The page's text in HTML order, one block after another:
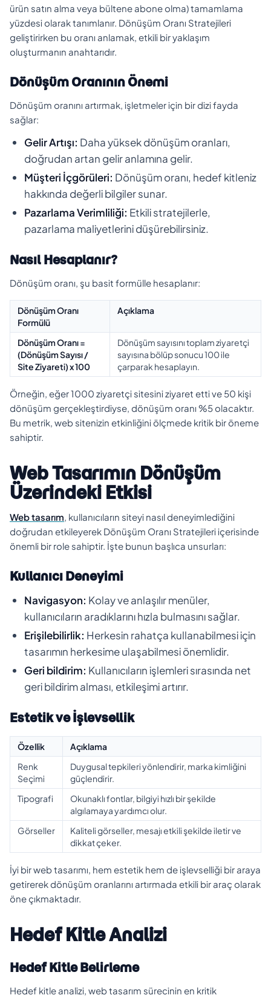
ürün satın alma veya bültene abone olma) tamamlama
yüzdesi olarak tanımlanır. Dönüşüm Oranı Stratejileri
geliştirirken bu oranı anlamak, etkili bir yaklaşım
oluşturmanın anahtarıdır.
Dönüşüm Oranının Önemi
Dönüşüm oranını artırmak, işletmeler için bir dizi fayda
sağlar:
Gelir Artışı: Daha yüksek dönüşüm oranları,
doğrudan artan gelir anlamına gelir.
Müşteri İçgörüleri: Dönüşüm oranı, hedef kitleniz
hakkında değerli bilgiler sunar.
Pazarlama Verimliliği: Etkili stratejilerle,
pazarlama maliyetlerini düşürebilirsiniz.
Nasıl Hesaplanır?
Dönüşüm oranı, şu basit formülle hesaplanır:
Dönüşüm Oranı
Formülü
Açıklama
Dönüşüm Oranı =
(Dönüşüm Sayısı /
Site Ziyareti) x 100
Dönüşüm sayısını toplam ziyaretçi
sayısına bölüp sonucu 100 ile
çarparak hesaplayın.
Örneğin, eğer 1000 ziyaretçi sitesini ziyaret etti ve 50 kişi
dönüşüm gerçekleştirdiyse, dönüşüm oranı %5 olacaktır.
Bu metrik, web sitenizin etkinliğini ölçmede kritik bir öneme
sahiptir.
Web Tasarımın Dönüşüm
Üzerindeki Etkisi
Web tasarım, kullanıcıların siteyi nasıl deneyimlediğini
doğrudan etkileyerek Dönüşüm Oranı Stratejileri içerisinde
önemli bir role sahiptir. İşte bunun başlıca unsurları:
Kullanıcı Deneyimi
Navigasyon: Kolay ve anlaşılır menüler,
kullanıcıların aradıklarını hızla bulmasını sağlar.
Erişilebilirlik: Herkesin rahatça kullanabilmesi için
tasarımın herkesime ulaşabilmesi önemlidir.
Geri bildirim: Kullanıcıların işlemleri sırasında net
geri bildirim alması, etkileşimi artırır.
Estetik ve İşlevsellik
Özellik
Açıklama
Renk
Seçimi
Duygusal tepkileri yönlendirir, marka kimliğini
güçlendirir.
Tipografi
Okunaklı fontlar, bilgiyi hızlı bir şekilde
algılamaya yardımcı olur.
Görseller
Kaliteli görseller, mesajı etkili şekilde iletir ve
dikkat çeker.
İyi bir web tasarımı, hem estetik hem de işlevselliği bir araya
getirerek dönüşüm oranlarını artırmada etkili bir araç olarak
öne çıkmaktadır.
Hedef Kitle Analizi
Hedef Kitle Belirleme
Hedef kitle analizi, web tasarım sürecinin en kritik